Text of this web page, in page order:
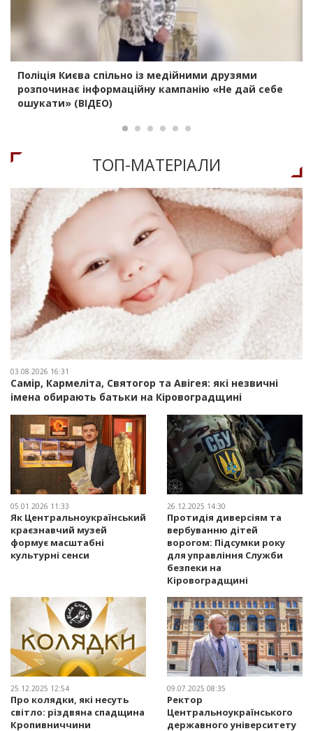
Поліція Києва спільно із медійними друзями
розпочинає інформаційну кампанію «Не дай себе
ошукати» (ВІДЕО)
ТОП-МАТЕРIАЛИ
03.08.2026 16:31
Самір, Кармеліта, Святогор та Авігея: які незвичні
імена обирають батьки на Кіровоградщині
05.01.2026 11:33
Як Центральноукраїнський
краєзнавчий музей
формує масштабні
культурні сенси
26.12.2025 14:30
Протидія диверсіям та
вербуванню дітей
ворогом: Підсумки року
для управління Служби
безпеки на
Кіровоградщині
25.12.2025 12:54
Про колядки, які несуть
світло: різдвяна спадщина
Кропивниччини
09.07.2025 08:35
Ректор
Центральноукраїнського
державного університету